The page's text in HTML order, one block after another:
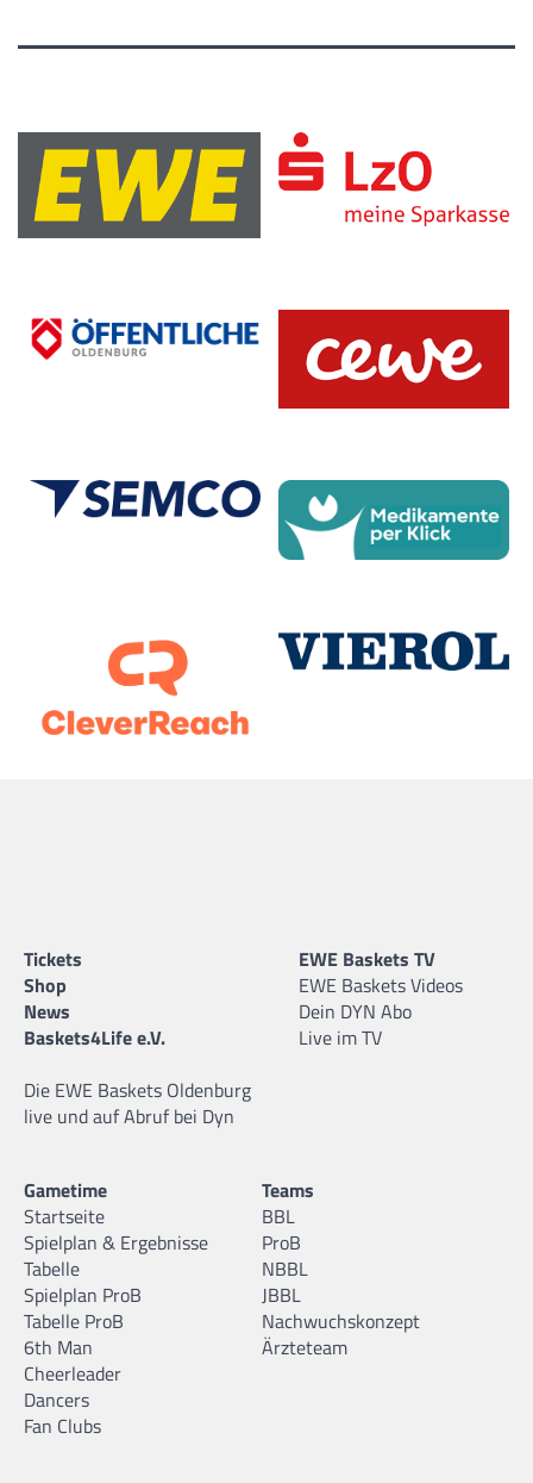
Tickets
Shop
News
Baskets4Life e.V.
Die EWE Baskets Oldenburg
live und auf Abruf bei Dyn
EWE Baskets TV
EWE Baskets Videos
Dein DYN Abo
Live im TV
Gametime
Startseite
Spielplan & Ergebnisse
Tabelle
Spielplan ProB
Tabelle ProB
6th Man
Cheerleader
Dancers
Fan Clubs
Teams
BBL
ProB
NBBL
JBBL
Nachwuchskonzept
Ärzteteam